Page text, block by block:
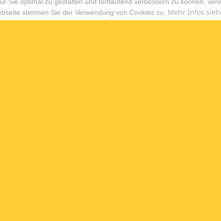
stimmen Sie der Verwendung von Cookies zu. Mehr Infos